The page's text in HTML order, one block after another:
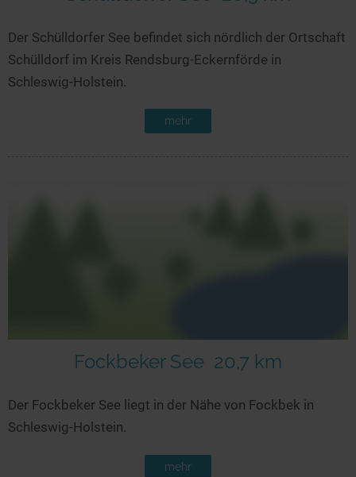
Der Schülldorfer See befindet sich nördlich der Ortschaft
Schülldorf im Kreis Rendsburg-Eckernförde in
Schleswig-Holstein.
mehr
Fockbeker See 20,7 km
Der Fockbeker See liegt in der Nähe von Fockbek in
Schleswig-Holstein.
mehr